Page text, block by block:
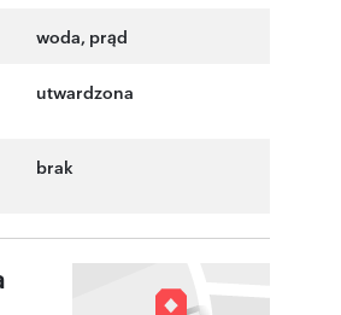
woda, prąd
utwardzona
brak